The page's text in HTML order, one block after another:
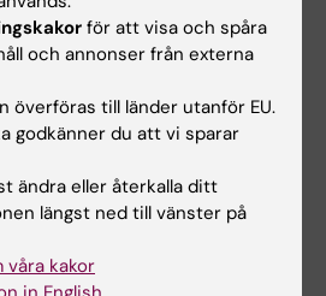
och förhållningssätt
skall studenten:
inom huvudområdet för
bedömningar med
vetenskapliga,
etiska aspekter samt
för att visa och spåra
och annonser från externa
överföras till länder utanför EU.
godkänner du att vi sparar
ändra eller återkalla ditt
längst ned till vänster på
våra kakor